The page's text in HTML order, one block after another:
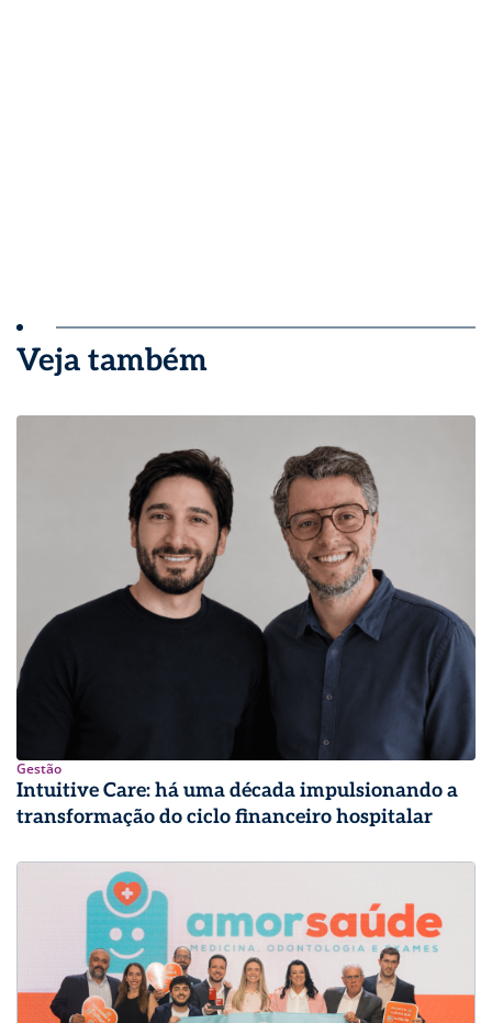
Veja também
Gestão
Intuitive Care: há uma década impulsionando a
transformação do ciclo financeiro hospitalar